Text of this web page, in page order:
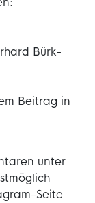
Bürk-
Beitrag in
unter
Seite